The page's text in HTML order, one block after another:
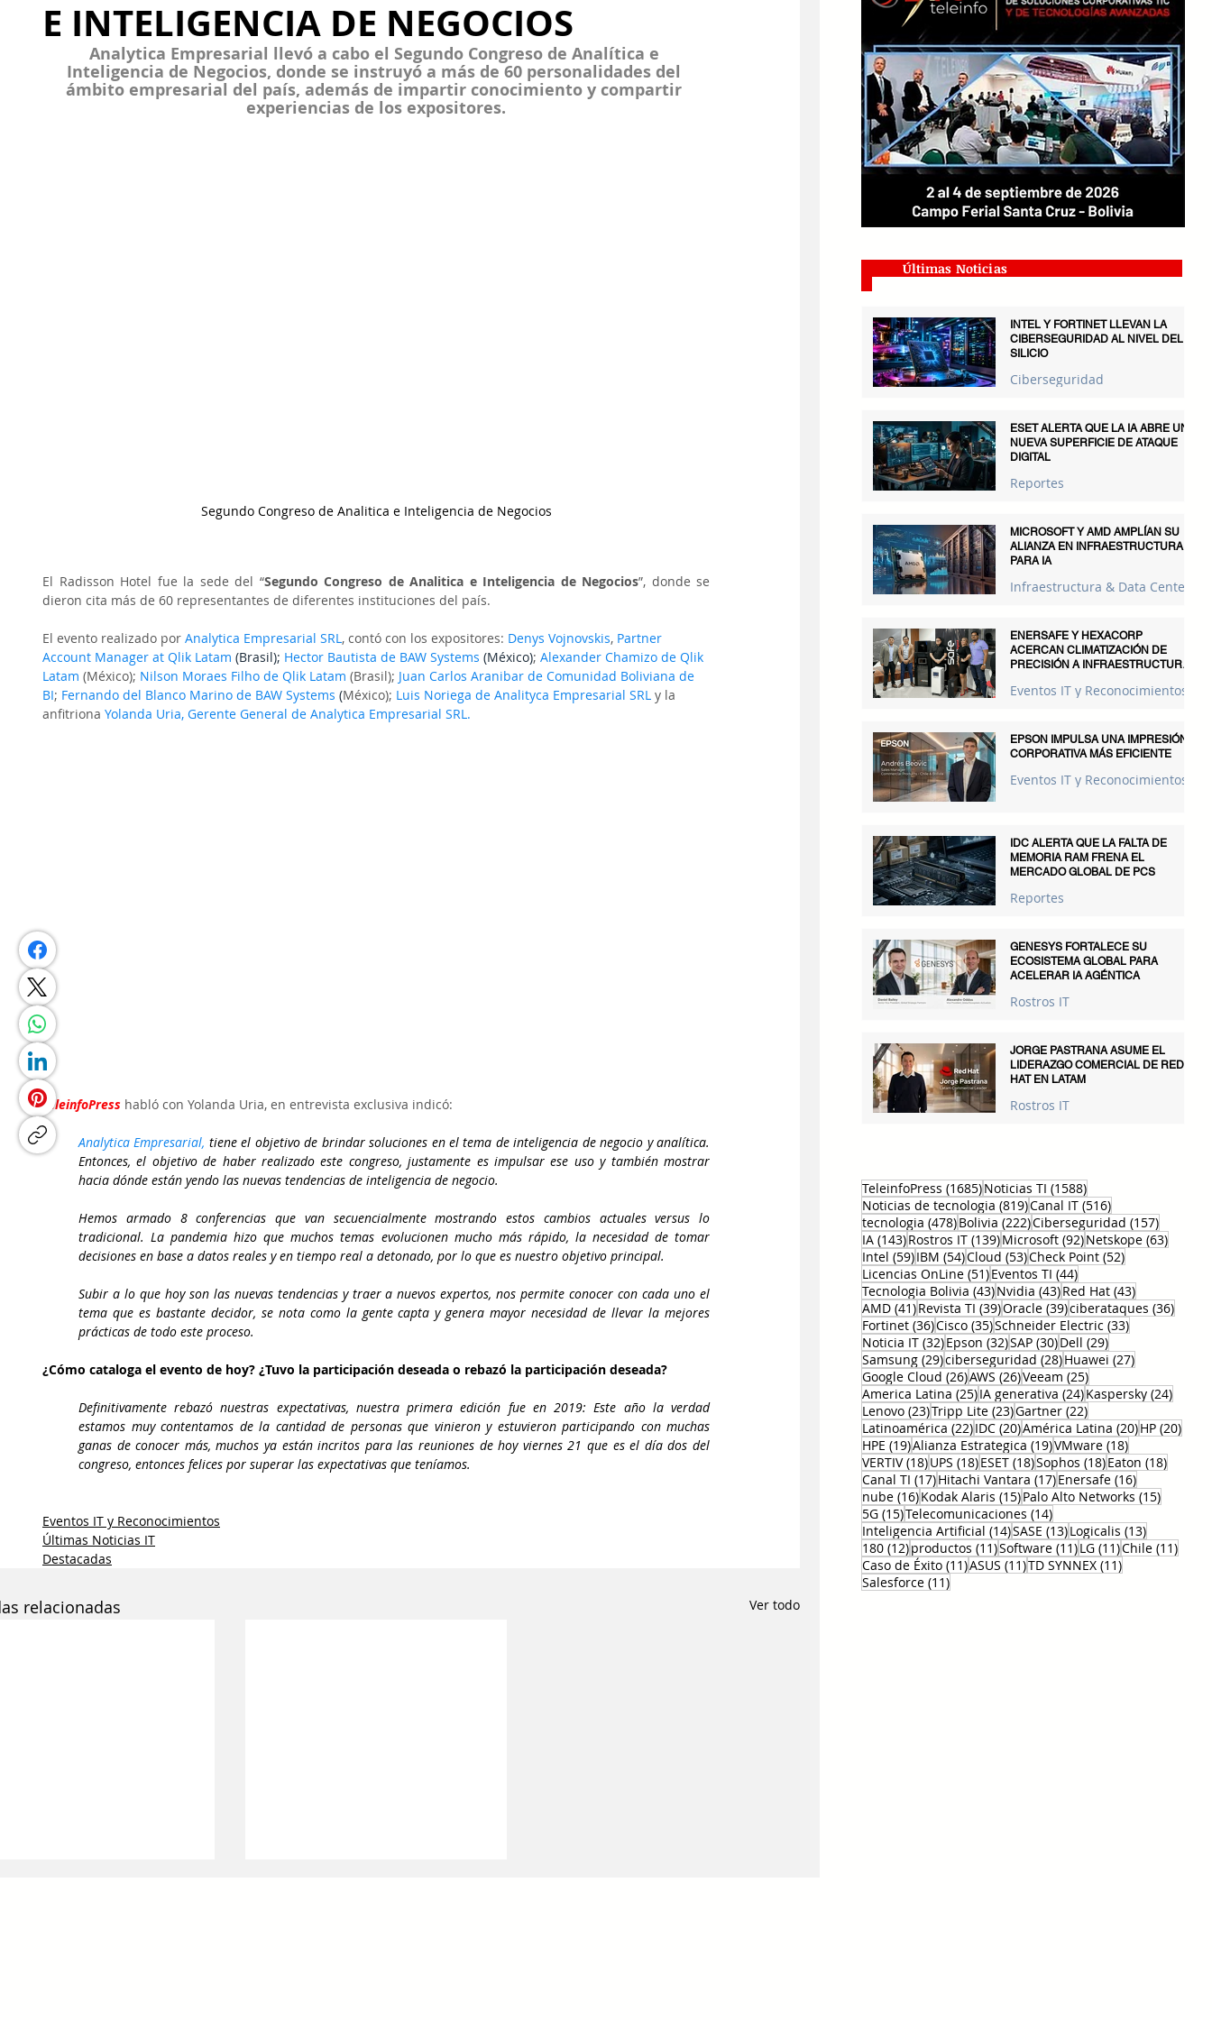
E INTELIGENCIA DE NEGOCIOS
Analytica Empresarial llevó a cabo el Segundo Congreso de Analítica e
Inteligencia de Negocios, donde se instruyó a más de 60 personalidades del
ámbito empresarial del país, además de impartir conocimiento y compartir
experiencias de los expositores.
Segundo Congreso de Analitica e Inteligencia de Negocios
El Radisson Hotel fue la sede del “Segundo Congreso de Analitica e Inteligencia de Negocios”, donde se
dieron cita más de 60 representantes de diferentes instituciones del país.
El evento realizado por Analytica Empresarial SRL, contó con los expositores: Denys Vojnovskis, Partner
Account Manager at Qlik Latam (Brasil); Hector Bautista de BAW Systems (México); Alexander Chamizo de Qlik
Latam (México); Nilson Moraes Filho de Qlik Latam (Brasil); Juan Carlos Aranibar de Comunidad Boliviana de
BI; Fernando del Blanco Marino de BAW Systems (México); Luis Noriega de Analityca Empresarial SRL y la
anfitriona Yolanda Uria, Gerente General de Analytica Empresarial SRL.
TeleinfoPress habló con Yolanda Uria, en entrevista exclusiva indicó:
Analytica Empresarial, tiene el objetivo de brindar soluciones en el tema de inteligencia de negocio y analítica.
Entonces, el objetivo de haber realizado este congreso, justamente es impulsar ese uso y también mostrar
hacia dónde están yendo las nuevas tendencias de inteligencia de negocio.
Hemos armado 8 conferencias que van secuencialmente mostrando estos cambios actuales versus lo
tradicional. La pandemia hizo que muchos temas evolucionen mucho más rápido, la necesidad de tomar
decisiones en base a datos reales y en tiempo real a detonado, por lo que es nuestro objetivo principal.
Subir a lo que hoy son las nuevas tendencias y traer a nuevos expertos, nos permite conocer con cada uno el
tema que es bastante decidor, se nota como la gente capta y genera mayor necesidad de llevar la mejores
prácticas de todo este proceso.
¿Cómo cataloga el evento de hoy? ¿Tuvo la participación deseada o rebazó la participación deseada?
Definitivamente rebazó nuestras expectativas, nuestra primera edición fue en 2019: Este año la verdad
estamos muy contentamos de la cantidad de personas que vinieron y estuvieron participando con muchas
ganas de conocer más, muchos ya están incritos para las reuniones de hoy viernes 21 que es el día dos del
congreso, entonces felices por superar las expectativas que teníamos.
Eventos IT y Reconocimientos
Últimas Noticias IT
Destacadas
relacionadas Ver todo
Últimas Noticias
INTEL Y FORTINET LLEVAN LA
CIBERSEGURIDAD AL NIVEL DEL
SILICIO
Ciberseguridad
ESET ALERTA QUE LA IA ABRE UNA
NUEVA SUPERFICIE DE ATAQUE
DIGITAL
Reportes
MICROSOFT Y AMD AMPLÍAN SU
ALIANZA EN INFRAESTRUCTURA
PARA IA
Infraestructura & Data Centers
ENERSAFE Y HEXACORP
ACERCAN CLIMATIZACIÓN DE
PRECISIÓN A INFRAESTRUCTURAS
Eventos IT y Reconocimientos
EPSON IMPULSA UNA IMPRESIÓN
CORPORATIVA MÁS EFICIENTE
Eventos IT y Reconocimientos
IDC ALERTA QUE LA FALTA DE
MEMORIA RAM FRENA EL
MERCADO GLOBAL DE PCS
Reportes
GENESYS FORTALECE SU
ECOSISTEMA GLOBAL PARA
ACELERAR IA AGÉNTICA
Rostros IT
JORGE PASTRANA ASUME EL
LIDERAZGO COMERCIAL DE RED
HAT EN LATAM
Rostros IT
TeleinfoPress (1685)1685 entradas
Noticias TI (1588)1588 entradas
Noticias de tecnologia (819)819 entradas
Canal IT (516)516 entradas
tecnologia (478)478 entradas
Bolivia (222)222 entradas
Ciberseguridad (157)157
IA (143)143 entradas
Rostros IT (139)139 entradas
Microsoft (92)92 entradas
Netskope (63)63
Intel (59)59 entradas
IBM (54)54 entradas
Cloud (53)53 entradas
Check Point (52)52 entradas
Licencias OnLine (51)51 entradas
Eventos TI (44)44 entradas
Tecnologia Bolivia (43)43 entradas
Nvidia (43)43 entradas
Red Hat (43)43 entradas
AMD (41)41 entradas
Revista TI (39)39 entradas
Oracle (39)39 entradas
ciberataques (36)36
Fortinet (36)36 entradas
Cisco (35)35 entradas
Schneider Electric (33)33 entradas
Noticia IT (32)32 entradas
Epson (32)32 entradas
SAP (30)30 entradas
Dell (29)29 entradas
Samsung (29)29 entradas
ciberseguridad (28)28 entradas
Huawei (27)27 entradas
Google Cloud (26)26 entradas
AWS (26)26 entradas
Veeam (25)25 entradas
America Latina (25)25 entradas
IA generativa (24)24 entradas
Kaspersky (24)24
Lenovo (23)23 entradas
Tripp Lite (23)23 entradas
Gartner (22)22 entradas
Latinoamérica (22)22 entradas
IDC (20)20 entradas
América Latina (20)20 entradas
HP (20)20
HPE (19)19 entradas
Alianza Estrategica (19)19 entradas
VMware (18)18 entradas
VERTIV (18)18 entradas
UPS (18)18 entradas
ESET (18)18 entradas
Sophos (18)18 entradas
Eaton (18)18
Canal TI (17)17 entradas
Hitachi Vantara (17)17 entradas
Enersafe (16)16 entradas
nube (16)16 entradas
Kodak Alaris (15)15 entradas
Palo Alto Networks (15)15
5G (15)15 entradas
Telecomunicaciones (14)14 entradas
Inteligencia Artificial (14)14 entradas
SASE (13)13 entradas
Logicalis (13)13
180 (12)12 entradas
productos (11)11 entradas
Software (11)11 entradas
LG (11)11 entradas
Chile (11)11
Caso de Éxito (11)11 entradas
ASUS (11)11 entradas
TD SYNNEX (11)11 entradas
Salesforce (11)11 entradas